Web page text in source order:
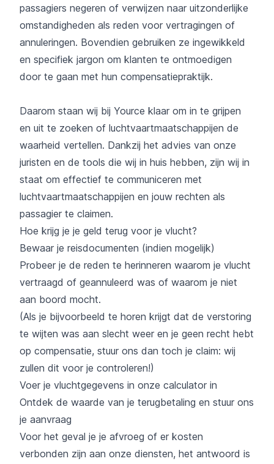
passagiers negeren of verwijzen naar uitzonderlijke
omstandigheden als reden voor vertragingen of
annuleringen. Bovendien gebruiken ze ingewikkeld
en specifiek jargon om klanten te ontmoedigen
door te gaan met hun compensatiepraktijk.
Daarom staan wij bij Yource klaar om in te grijpen
en uit te zoeken of luchtvaartmaatschappijen de
waarheid vertellen. Dankzij het advies van onze
juristen en de tools die wij in huis hebben, zijn wij in
staat om effectief te communiceren met
luchtvaartmaatschappijen en jouw rechten als
passagier te claimen.
Hoe krijg je je geld terug voor je vlucht?
Bewaar je reisdocumenten (indien mogelijk)
Probeer je de reden te herinneren waarom je vlucht
vertraagd of geannuleerd was of waarom je niet
aan boord mocht.
(Als je bijvoorbeeld te horen krijgt dat de verstoring
te wijten was aan slecht weer en je geen recht hebt
op compensatie, stuur ons dan toch je claim: wij
zullen dit voor je controleren!)
Voer je vluchtgegevens in onze calculator in
Ontdek de waarde van je terugbetaling en stuur ons
je aanvraag
Voor het geval je je afvroeg of er kosten
verbonden zijn aan onze diensten, het antwoord is